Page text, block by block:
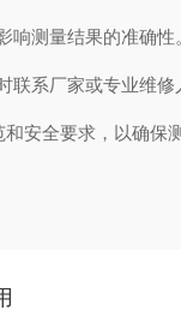
测量结果的准确性
系厂家或专业维修
全要求，以确保